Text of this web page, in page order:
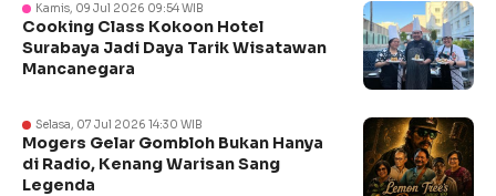
Kamis, 09 Jul 2026 09:54 WIB
Cooking Class Kokoon Hotel
Surabaya Jadi Daya Tarik Wisatawan
Mancanegara
Selasa, 07 Jul 2026 14:30 WIB
Mogers Gelar Gombloh Bukan Hanya
di Radio, Kenang Warisan Sang
Legenda